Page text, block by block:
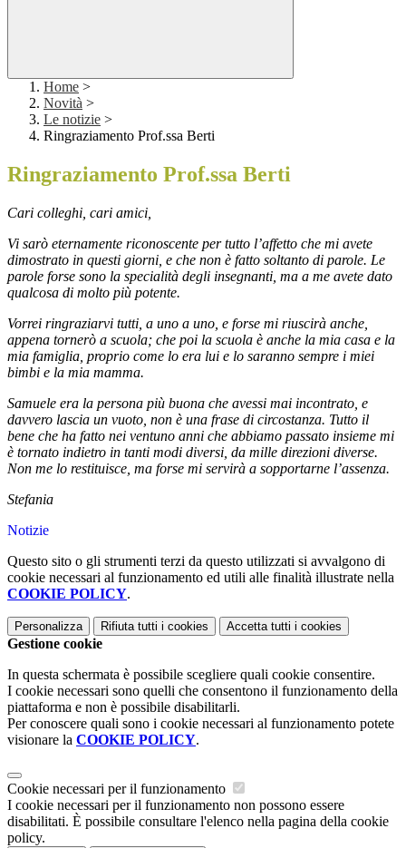
Home >
Novità >
Le notizie >
Ringraziamento Prof.ssa Berti
Ringraziamento Prof.ssa Berti
Cari colleghi, cari amici,
Vi sarò eternamente riconoscente per tutto l’affetto che mi avete
dimostrato in questi giorni, e che non è fatto soltanto di parole. Le
parole forse sono la specialità degli insegnanti, ma a me avete dato
qualcosa di molto più potente.
Vorrei ringraziarvi tutti, a uno a uno, e forse mi riuscirà anche,
appena tornerò a scuola; che poi la scuola è anche la mia casa e la
mia famiglia, proprio come lo era lui e lo saranno sempre i miei
bimbi e la mia mamma.
Samuele era la persona più buona che avessi mai incontrato, e
davvero lascia un vuoto, non è una frase di circostanza. Tutto il
bene che ha fatto nei ventuno anni che abbiamo passato insieme mi
è tornato indietro in tanti modi diversi, da mille direzioni diverse.
Non me lo restituisce, ma forse mi servirà a sopportarne l’assenza.
Stefania
Notizie
Questo sito o gli strumenti terzi da questo utilizzati si avvalgono di
cookie necessari al funzionamento ed utili alle finalità illustrate nella
COOKIE POLICY.
Personalizza Rifiuta tutti i cookies Accetta tutti i cookies
Gestione cookie
In questa schermata è possibile scegliere quali cookie consentire.
I cookie necessari sono quelli che consentono il funzionamento della
piattaforma e non è possibile disabilitarli.
Per conoscere quali sono i cookie necessari al funzionamento potete
visionare la COOKIE POLICY.
Cookie necessari per il funzionamento
I cookie necessari per il funzionamento non possono essere
disabilitati. È possibile consultare l'elenco nella pagina della cookie
policy.